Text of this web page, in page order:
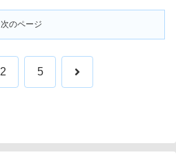
次のページ
2 5 次